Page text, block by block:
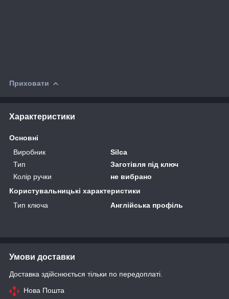
Приховати
Характеристики
Основні
Виробник
Silca
Тип
Заготівля під ключ
Колір ручки
не вибрано
Користувальницькі характеристики
Тип ключа
Англійська профіль
Умови доставки
Доставка здійснюється тільки по передоплаті.
Нова Пошта